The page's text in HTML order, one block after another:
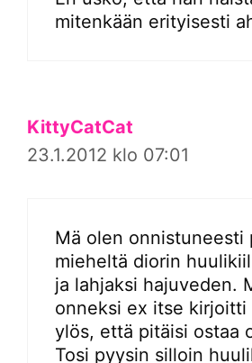
mitenkään erityisesti
KittyCatCat
23.1.2012 klo 07:01
Mä olen onnistuneesti
mieheltä diorin
ja lahjaksi hajuveden.
onneksi ex itse kirjoitti
ylös, että pitäisi ostaa
Tosi pyysin silloin